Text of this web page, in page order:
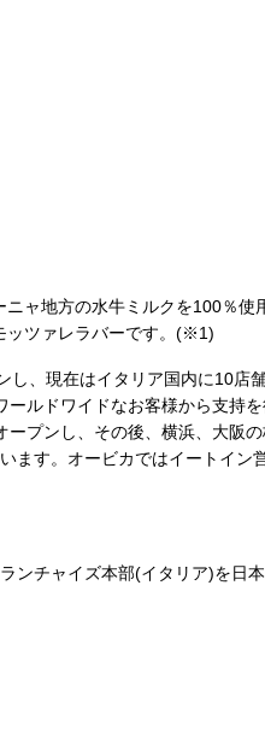
ャ地方の水牛ミルクを100％使
ッツァレラバーです。(※1)
し、現在はイタリア国内に10店
ールドワイドなお客様から支持
プンし、その後、横浜、大阪
ます。オービカではイートイン
チャイズ本部(イタリア)を日